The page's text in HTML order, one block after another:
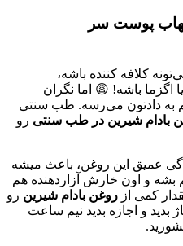
پوست سر
کلافه کننده باشه،
باشه! 😩 اما نگران
هم به دادتون می‌رسه. طب سنتی
بادام شیرین در طب سنتی رو
عمیق این روغن، باعث میشه
و اون خارش آزاردهنده هم
کمی از روغن بادام شیرین رو
و اجازه بدید نیم ساعت